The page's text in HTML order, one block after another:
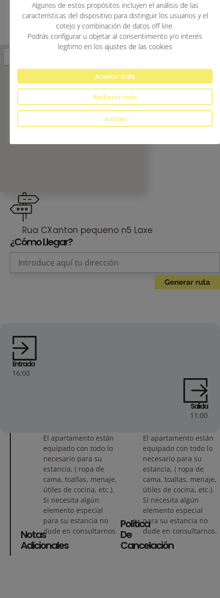
insonorizadas
Rua CXanton pequeno n5 Laxe
¿Cómo Llegar?
Entrada
16:00
Salida
11:00
Notas
Adicionales
El apartamento están
equipado con todo lo
necesario para su
estancia, ( ropa de
cama, toallas, menaje,
útiles de cocina, etc.).
Si necesita algún
elemento especial
para su estancia no
dude en consultarnos.
Política
De
Cancelación
El apartamento están
equipado con todo lo
necesario para su
estancia, ( ropa de
cama, toallas, menaje,
útiles de cocina, etc.).
Si necesita algún
elemento especial
para su estancia no
dude en consultarnos.
Algunos de estos propósitos incluyen el análisis de las
características del dispositivo para distinguir los usuarios y el
cotejo y combinación de datos off line.
Podrás configurar u objetar al consentimiento y/o interés
legítimo en los ajustes de las cookies
Aceptar todo
Rechazar todo
Ajustes